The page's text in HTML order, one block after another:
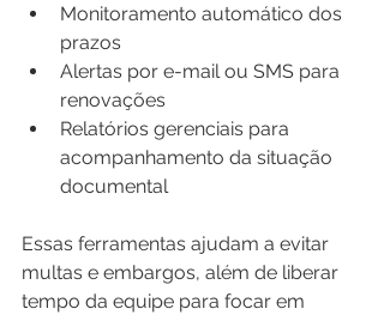
Monitoramento automático dos
prazos
Alertas por e-mail ou SMS para
renovações
Relatórios gerenciais para
acompanhamento da situação
documental
Essas ferramentas ajudam a evitar
multas e embargos, além de liberar
tempo da equipe para focar em